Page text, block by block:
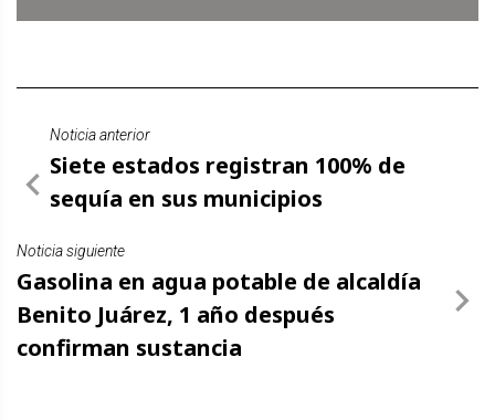
Noticia anterior
Siete estados registran 100% de
sequía en sus municipios
Noticia siguiente
Gasolina en agua potable de alcaldía
Benito Juárez, 1 año después
confirman sustancia